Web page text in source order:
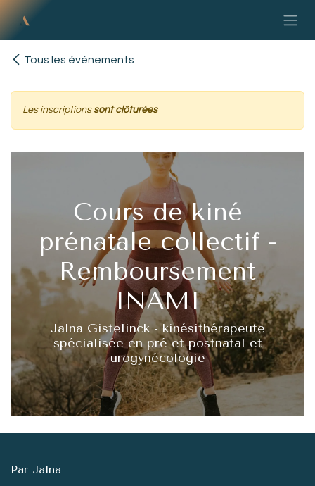
Tous les événements
Les inscriptions sont clôturées
Cours de kiné
prénatale collectif -
Remboursement
INAMI
Jalna Gistelinck - kinésithérapeute
spécialisée en pré et postnatal et
urogynécologie
Par Jalna